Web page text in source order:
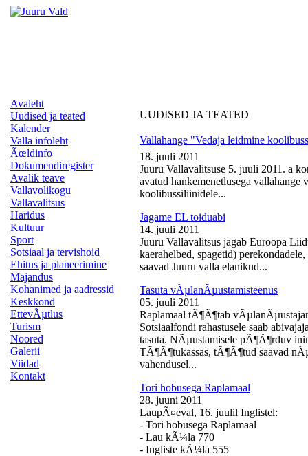
Avaleht
Uudised ja teated
Kalender
Valla infoleht
Ãœldinfo
Dokumendiregister
Avalik teave
Vallavolikogu
Vallavalitsus
Haridus
Kultuur
Sport
Sotsiaal ja tervishoid
Ehitus ja planeerimine
Majandus
Kohanimed ja aadressid
Keskkond
EttevÃµtlus
Turism
Noored
Galerii
Viidad
Kontakt
UUDISED JA TEATED
Vallahange "Vedaja leidmine
18. juuli 2011
Juuru Vallavalitsuse 5. juuli 2011. a
avatud hankemenetlusega vallahange
koolibussiliinidele...
Jagame EL toiduabi
14. juuli 2011
Juuru Vallavalitsus jagab Euroopa
kaerahelbed, spagetid)
saavad Juuru valla elanikud...
Tasuta vÃµlanÃµustamisteenus
05. juuli 2011
Raplamaal tÃ¶Ã¶tab
Sotsiaalfondi rahastusele saab
tasuta. NÃµustamisele pÃ¶Ã¶rduv
TÃ¶Ã¶tukassas, tÃ¶Ã¶tud saavad
vahendusel...
Tori hobusega Raplamaal
28. juuni 2011
LaupÃ¤eval, 16. juulil Inglistel:
- Tori hobusega Raplamaal
- Lau kÃ¼la 770
- Ingliste kÃ¼la 555